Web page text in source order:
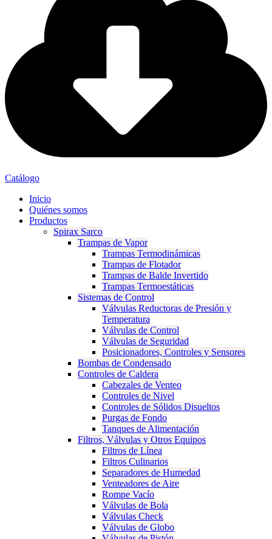
Catálogo
Inicio
Quiénes somos
Productos
Spirax Sarco
Trampas de Vapor
Trampas Termodinámicas
Trampas de Flotador
Trampas de Balde Invertido
Trampas Termoestáticas
Sistemas de Control
Válvulas Reductoras de Presión y
Temperatura
Válvulas de Control
Válvulas de Seguridad
Posicionadores, Controles y Sensores
Bombas de Condensado
Controles de Caldera
Cabezales de Venteo
Controles de Nivel
Controles de Sólidos Disueltos
Purgas de Fondo
Tanques de Alimentación
Filtros, Válvulas y Otros Equipos
Filtros de Línea
Filtros Culinarios
Separadores de Humedad
Venteadores de Aire
Rompe Vacío
Válvulas de Bola
Válvulas Check
Válvulas de Globo